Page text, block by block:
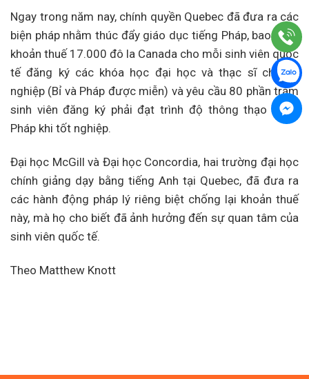
Ngay trong năm nay, chính quyền Quebec đã đưa ra các
biện pháp nhằm thúc đẩy giáo dục tiếng Pháp, bao gồm
khoản thuế 17.000 đô la Canada cho mỗi sinh viên quốc
tế đăng ký các khóa học đại học và thạc sĩ chuyên
nghiệp (Bỉ và Pháp được miễn) và yêu cầu 80 phần trăm
sinh viên đăng ký phải đạt trình độ thông thạo tiếng
Pháp khi tốt nghiệp.
Đại học McGill và Đại học Concordia, hai trường đại học
chính giảng dạy bằng tiếng Anh tại Quebec, đã đưa ra
các hành động pháp lý riêng biệt chống lại khoản thuế
này, mà họ cho biết đã ảnh hưởng đến sự quan tâm của
sinh viên quốc tế.
Theo Matthew Knott